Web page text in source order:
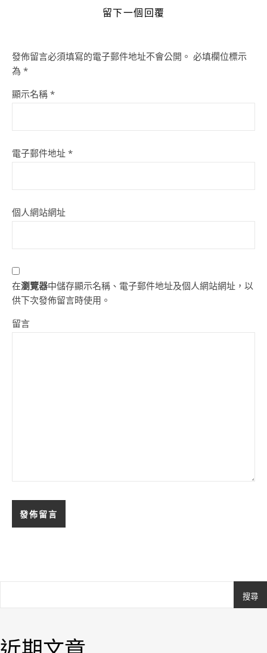
留下一個回覆
發佈留言必須填寫的電子郵件地址不會公開。 必填欄位標示
為 *
顯示名稱 *
電子郵件地址 *
個人網站網址
在瀏覽器中儲存顯示名稱、電子郵件地址及個人網站網址，以
供下次發佈留言時使用。
留言
搜尋
Royal.